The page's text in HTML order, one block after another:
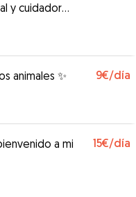
y cuidador
animales ✨ 9€/día
a mi
15€/día